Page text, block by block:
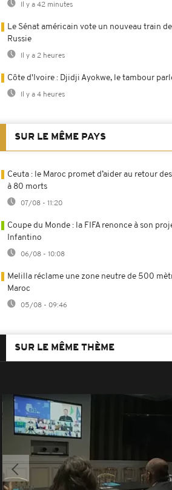
Il y a 42 minutes
Le Sénat américain vote un nouveau train
Russie
Il y a 2 heures
Côte d'Ivoire : Djidji Ayokwe, le tambour
Il y a 4 heures
SUR LE MÊME PAYS
Ceuta : le Maroc promet d’aider au retour
à 80 morts
07/08 - 11:20
Coupe du Monde : la FIFA renonce à son
Infantino
06/08 - 10:08
Melilla réclame une zone neutre de 500
Maroc
05/08 - 09:46
SUR LE MÊME THÈME